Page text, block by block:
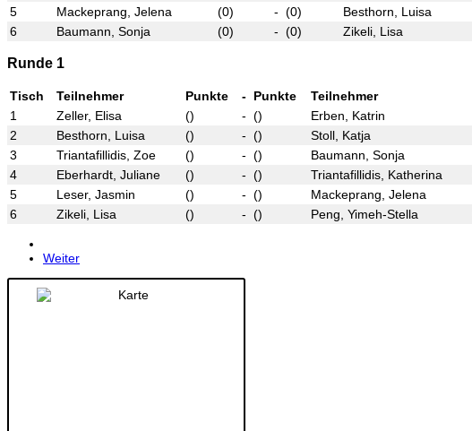
5
Mackeprang, Jelena (0) - (0) Besthorn, Luisa
6
Baumann, Sonja (0) - (0) Zikeli, Lisa
Runde 1
Tisch Teilnehmer Punkte - Punkte Teilnehmer
1
Zeller, Elisa () - () Erben, Katrin
2
Besthorn, Luisa () - () Stoll, Katja
3
Triantafillidis, Zoe () - () Baumann, Sonja
4
Eberhardt, Juliane () - () Triantafillidis, Katherina
5
Leser, Jasmin () - () Mackeprang, Jelena
6
Zikeli, Lisa () - () Peng, Yimeh-Stella
Weiter